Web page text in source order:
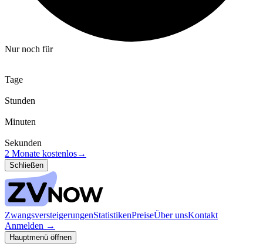
Nur noch für
Tage
Stunden
Minuten
Sekunden
2 Monate kostenlos→
Schließen
ZwangsversteigerungenStatistikenPreiseÜber unsKontakt
Anmelden →
Hauptmenü öffnen